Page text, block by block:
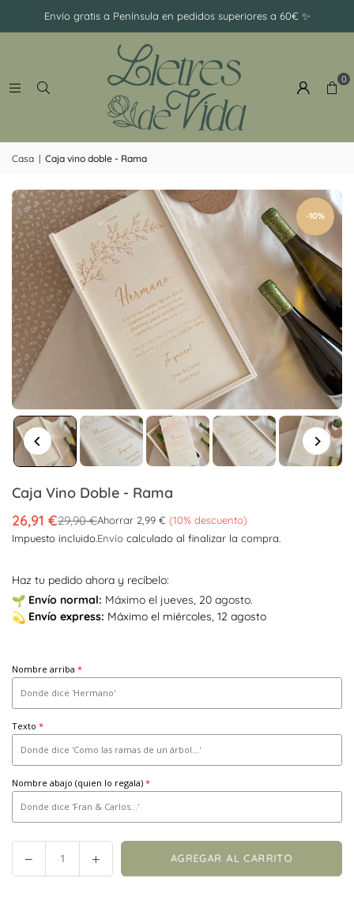
Envío gratis a Península en pedidos superiores a 60€ ✨
0
Casa | Caja vino doble - Rama
-10%
Caja Vino Doble - Rama
Precio
habitual
26,91 €29,90 €Ahorrar 2,99 € (10% descuento)
Impuesto incluido.Envío calculado al finalizar la compra.
Haz tu pedido ahora y recíbelo:
Envíonormal: Máximo el jueves, 20 agosto.
Envíoexpress: Máximo el miércoles, 12 agosto
Nombre arriba
Texto
Nombre abajo (quien lo regala)
Reducir
cantidad
Incrementar
cantidad
AGREGAR AL CARRITO
Ramillete